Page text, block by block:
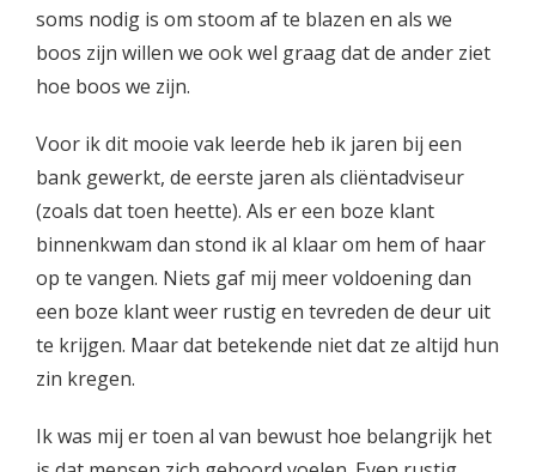
soms nodig is om stoom af te blazen en als we
boos zijn willen we ook wel graag dat de ander ziet
hoe boos we zijn.
Voor ik dit mooie vak leerde heb ik jaren bij een
bank gewerkt, de eerste jaren als cliëntadviseur
(zoals dat toen heette). Als er een boze klant
binnenkwam dan stond ik al klaar om hem of haar
op te vangen. Niets gaf mij meer voldoening dan
een boze klant weer rustig en tevreden de deur uit
te krijgen. Maar dat betekende niet dat ze altijd hun
zin kregen.
Ik was mij er toen al van bewust hoe belangrijk het